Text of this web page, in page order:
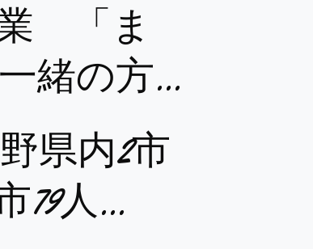
「ま
緒の方…
県内2市
79人…